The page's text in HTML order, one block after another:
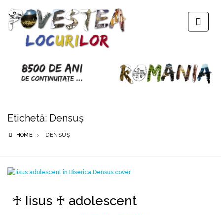
Etichetă: Densuș
HOME DENSUȘ
♰ Iisus ♰ adolescent